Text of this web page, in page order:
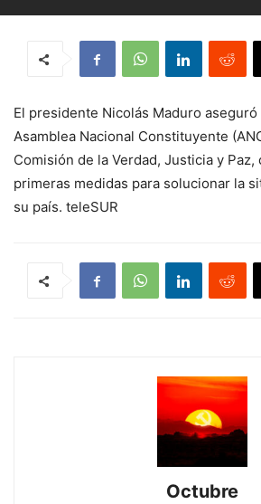
El presidente Nicolás Maduro
Asamblea Nacional Constituyente
Comisión de la Verdad, Justicia y Paz,
primeras medidas para solucionar la
su país. teleSUR
Octubre